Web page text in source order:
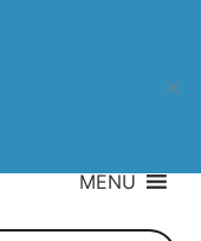
MENU